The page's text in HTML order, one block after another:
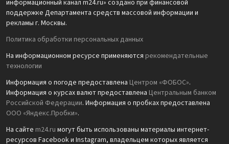
информационный канал m24.ru» создано при финансовой
поддержке Департамента средств массовой информации и
рекламы г. Москвы.
Политика обработки персональных данных
На информационном ресурсе применяются рекомендательные
технологии
Информация о погоде предоставлена Центром «ФОБОС».
Информация о курсах валют предоставлена Центральным банком
Российской Федерации. Информация о пробках предоставлена
ООО «Яндекс.Пробки».
На сайте m24.ru могут быть использованы материалы интернет-
ресурсов Facebook и Instagram, владельцем которых является